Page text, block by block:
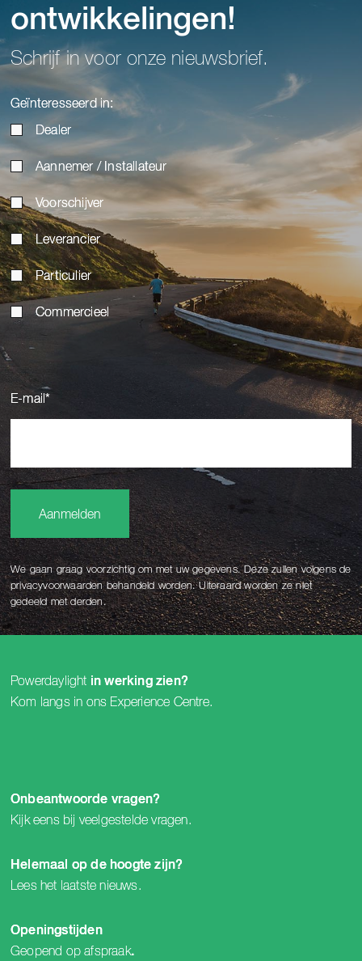
ontwikkelingen!
Schrijf in voor onze nieuwsbrief.
Geïnteresseerd in:
Dealer
Aannemer / Installateur
Voorschijver
Leverancier
Particulier
Commercieel
E-mail*
Aanmelden
We gaan graag voorzichtig om met uw gegevens. Deze zullen volgens de
privacyvoorwaarden behandeld worden. Uiteraard worden ze niet
gedeeld met derden.
Powerdaylight in werking zien?
Kom langs in ons Experience Centre.
Onbeantwoorde vragen?
Kijk eens bij veelgestelde vragen.
Helemaal op de hoogte zijn?
Lees het laatstenieuws.
Openingstijden
Geopend opafspraak.